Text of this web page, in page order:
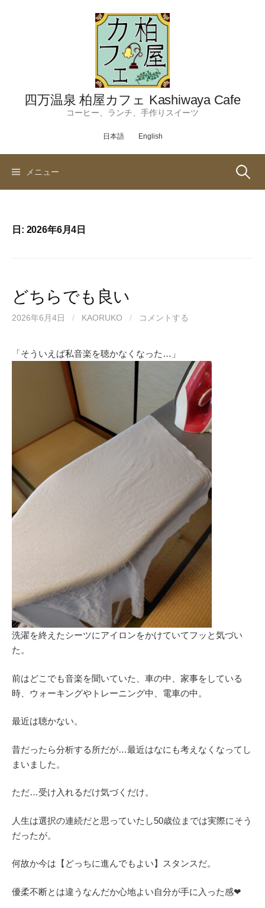
四万温泉 柏屋カフェ Kashiwaya Cafe
コーヒー、ランチ、手作りスイーツ
日本語 English
メニュー 検
日: 2026年6月4日
どちらでも良い
2026年6月4日 / KAORUKO / コメントする
「そういえば私音楽を聴かなくなった…」
洗濯を終えたシーツにアイロンをかけていてフッと気づい
た。
前はどこでも音楽を聞いていた、車の中、家事をしている
時、ウォーキングやトレーニング中、電車の中。
最近は聴かない。
昔だったら分析する所だが…最近はなにも考えなくなってし
まいました。
ただ…受け入れるだけ気づくだけ。
人生は選択の連続だと思っていたし50歳位までは実際にそう
だったが。
何故か今は【どっちに進んでもよい】スタンスだ。
優柔不断とは違うなんだか心地よい自分が手に入った感❤